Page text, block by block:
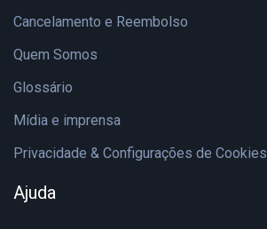
Cancelamento e Reembolso
Quem Somos
Glossário
Mídia e imprensa
Privacidade & Configurações de Cookies
Ajuda